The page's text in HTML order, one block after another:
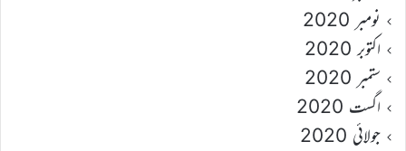
نومبر 2020
اکتوبر 2020
ستمبر 2020
اگست 2020
جولائی 2020